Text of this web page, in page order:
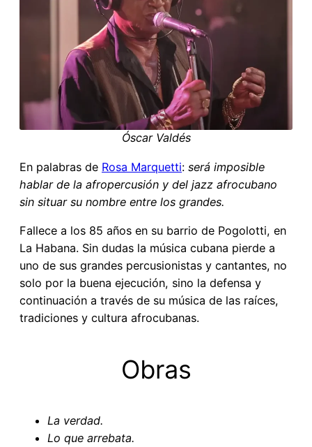
Óscar Valdés
En palabras de Rosa Marquetti: será imposible
hablar de la afropercusión y del jazz afrocubano
sin situar su nombre entre los grandes.
Fallece a los 85 años en su barrio de Pogolotti, en
La Habana. Sin dudas la música cubana pierde a
uno de sus grandes percusionistas y cantantes, no
solo por la buena ejecución, sino la defensa y
continuación a través de su música de las raíces,
tradiciones y cultura afrocubanas.
Obras
La verdad.
Lo que arrebata.